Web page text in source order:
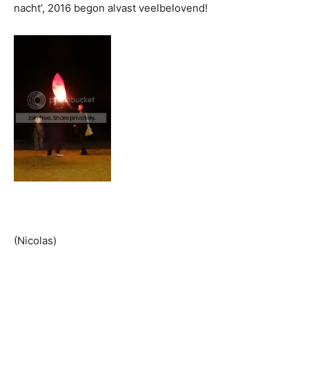
nacht’, 2016 begon alvast veelbelovend!
(Nicolas)